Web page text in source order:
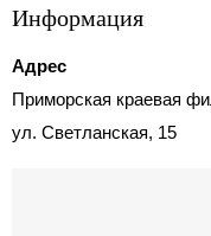
Информация
Адрес
Приморская краевая
ул. Светланская, 15